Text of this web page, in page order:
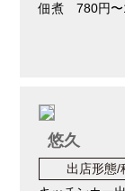
佃煮 780円〜
悠久
出店形態/